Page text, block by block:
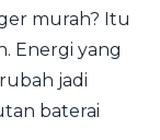
murah? Itu
Energi yang
jadi
baterai